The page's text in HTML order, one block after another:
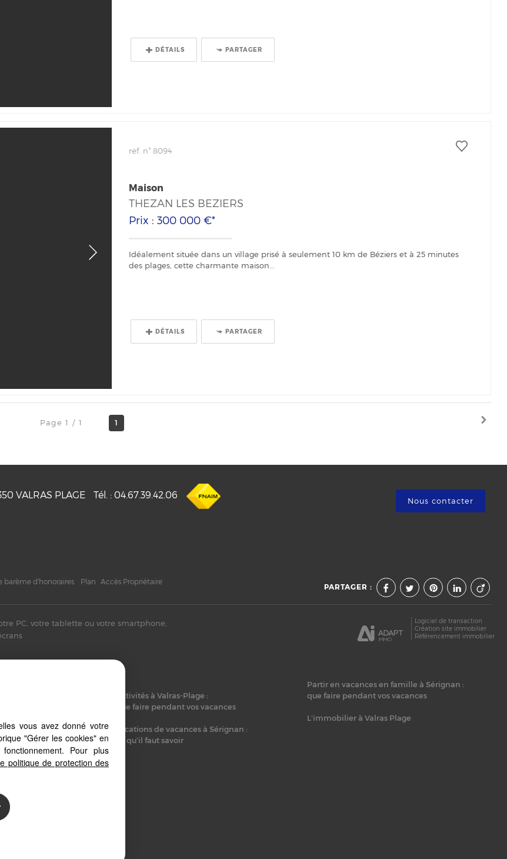
DÉTAILS PARTAGER
ref. n° 8094
Maison
THEZAN LES BEZIERS
Prix : 300 000 €*
Idéalement située dans un village prisé à seulement 10 km de Béziers et à 25 minutes
des plages, cette charmante maison...
DÉTAILS PARTAGER
Page 1 / 1 1
VALRAS PLAGE Tél. : 04.67.39.42.06 Nous contacter
barème d'honoraires Plan Accès Propriétaire
PARTAGER :
PC, votre tablette ou votre smartphone,
Logiciel de transaction
Création site immobilier
Référencement immobilier
(34420)
Plage :
idéal
Activités à Valras-Plage :
que faire pendant vos vacances
Locations de vacances à Sérignan :
ce qu’il faut savoir
Partir en vacances en famille à Sérignan :
que faire pendant vos vacances
L’immobilier à Valras Plage
vous avez donné votre
"Gérer les cookies" en
Pour plus
politique de protection des